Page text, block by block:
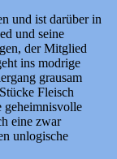
und ist darüber in
und seine
der Mitglied
ins modrige
grausam
Fleisch
geheimnisvolle
eine zwar
unlogische